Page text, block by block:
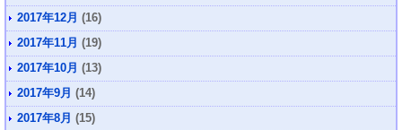
2017年12月 (16)
2017年11月 (19)
2017年10月 (13)
2017年9月 (14)
2017年8月 (15)